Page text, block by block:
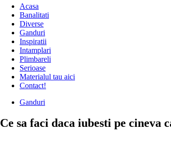
Acasa
Banalitati
Diverse
Ganduri
Inspiratii
Intamplari
Plimbareli
Serioase
Materialul tau aici
Contact!
Ganduri
Ce sa faci daca iubesti pe cineva